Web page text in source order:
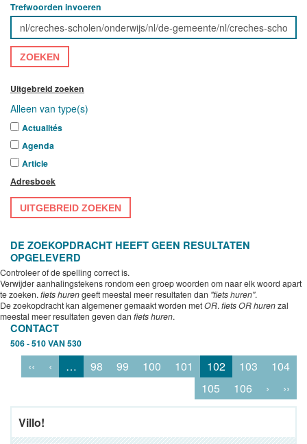
Trefwoorden invoeren
ZOEKEN
Uitgebreid zoeken
Alleen van type(s)
Actualités
Agenda
Article
Adresboek
UITGEBREID ZOEKEN
DE ZOEKOPDRACHT HEEFT GEEN RESULTATEN
OPGELEVERD
Controleer of de spelling correct is.
Verwijder aanhalingstekens rondom een groep woorden om naar elk woord apart
te zoeken. fiets hurengeeft meestal meer resultaten dan "fiets huren".
De zoekopdracht kan algemener gemaakt worden metOR. fiets OR hurenzal
meestal meer resultaten geven dan fiets huren.
CONTACT
506 - 510 VAN 530
‹‹ ‹ … 98 99 100 101 102 103
104
105
106 › ››
Villo!